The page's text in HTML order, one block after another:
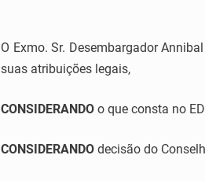
O Exmo. Sr. Desembargador
suas atribuições legais,
CONSIDERANDO o que consta no
CONSIDERANDO decisão do